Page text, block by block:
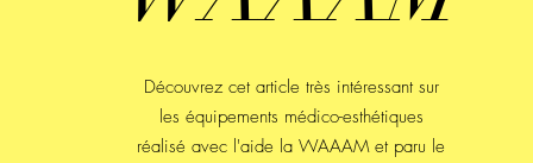
Découvrez cet article très intéressant sur
les équipements médico-esthétiques
réalisé avec l'aide la WAAAM et paru le